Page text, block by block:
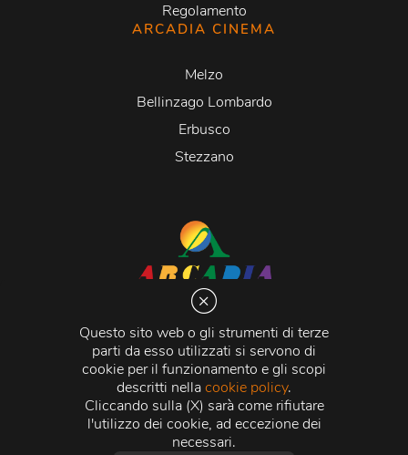
Questo sito web o gli strumenti di terze
parti da esso utilizzati si servono di
cookie per il funzionamento e gli scopi
descritti nellacookie policy.
Cliccando sulla (X) sarà come rifiutare
l'utilizzo dei cookie, ad eccezione dei
necessari.
Regolamento
ARCADIA CINEMA
Melzo
Bellinzago Lombardo
Erbusco
Stezzano
Via Martiri della Libertà 20066 Melzo (MI)
C.C.I.A.A. - R.E.A di Milano n. 1427910
Registro delle Imprese di Milano n. 338392 -
Fiscale e Partita Iva11015840157 | Capitale Sociale
500.000,00 i.v.
Credits:Crea Informatica S.r.l. 2026 © Tutti i diritti
riservati.